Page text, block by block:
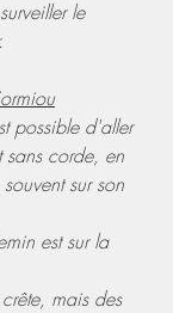
le
possible d'aller
corde, en
sur son
est sur la
mais des